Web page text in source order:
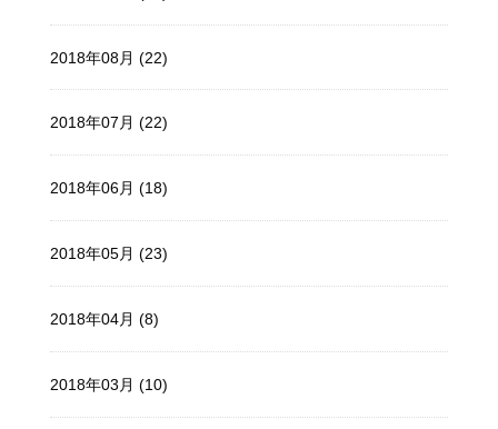
2018年08月 (22)
2018年07月 (22)
2018年06月 (18)
2018年05月 (23)
2018年04月 (8)
2018年03月 (10)